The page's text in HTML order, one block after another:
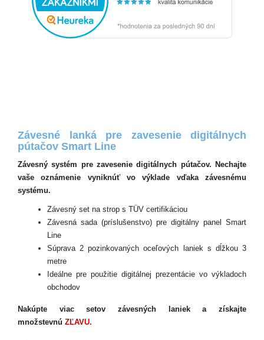
Závesné lanká pre zavesenie digitálnych
pútačov Smart Line
Závesný systém pre zavesenie digitálnych pútačov. Nechajte
vaše oznámenie vyniknúť vo výklade vďaka závesnému
systému.
Závesný set na strop s TÜV certifikáciou
Závesná sada (príslušenstvo) pre digitálny panel Smart
Line
Súprava 2 pozinkovaných oceľových laniek s dĺžkou 3
metre
Ideálne pre použitie digitálnej prezentácie vo výkladoch
obchodov
Nakúpte viac setov závesných laniek a získajte
množstevnú ZĽAVU.